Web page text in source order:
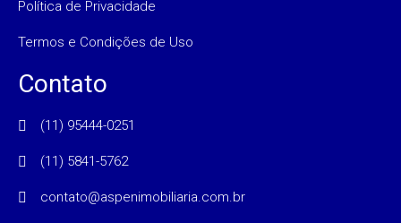
Política de Privacidade
Termos e Condições de Uso
Contato
(11) 95444-0251
(11) 5841-5762
contato@aspenimobiliaria.com.br